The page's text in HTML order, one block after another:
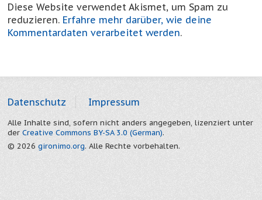
Diese Website verwendet Akismet, um Spam zu
reduzieren. Erfahre mehr darüber, wie deine
Kommentardaten verarbeitet werden.
Datenschutz Impressum
Alle Inhalte sind, sofern nicht anders angegeben, lizenziert unter
derCreative Commons BY-SA 3.0 (German).
© 2026gironimo.org. Alle Rechte vorbehalten.